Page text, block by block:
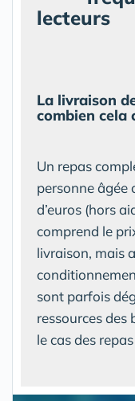
lecteurs
La livraison
combien cela
Un repas
personne âgée
d’euros (hors
comprend le
livraison, mais
sont parfois
ressources
le cas des